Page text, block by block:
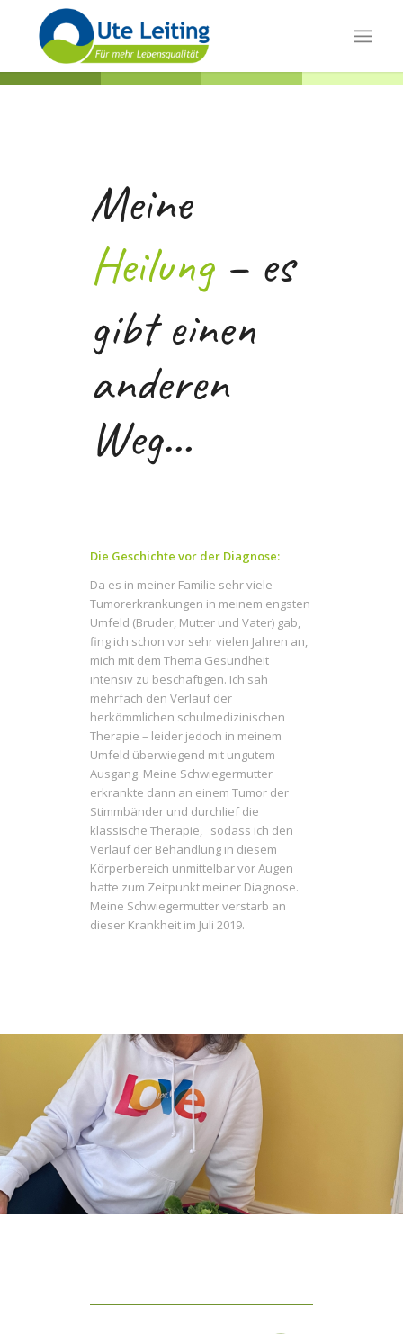
Meine
Heilung– es
gibt einen
anderen
Weg…
Die Geschichte vor der Diagnose:
Da es in meiner Familie sehr viele
Tumorerkrankungen in meinem engsten
Umfeld (Bruder, Mutter und Vater) gab,
fing ich schon vor sehr vielen Jahren an,
mich mit dem Thema Gesundheit
intensiv zu beschäftigen. Ich sah
mehrfach den Verlauf der
herkömmlichen schulmedizinischen
Therapie – leider jedoch in meinem
Umfeld überwiegend mit ungutem
Ausgang. Meine Schwiegermutter
erkrankte dann an einem Tumor der
Stimmbänder und durchlief die
klassische Therapie, sodass ich den
Verlauf der Behandlung in diesem
Körperbereich unmittelbar vor Augen
hatte zum Zeitpunkt meiner Diagnose.
Meine Schwiegermutter verstarb an
dieser Krankheit im Juli 2019.